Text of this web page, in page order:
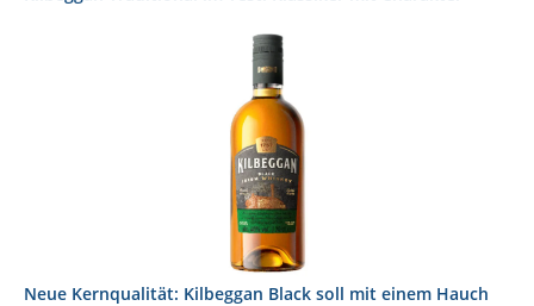
Neue Kernqualität: Kilbeggan Black soll mit einem Hauch